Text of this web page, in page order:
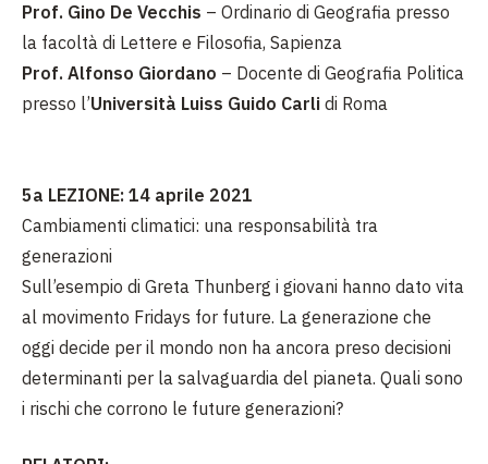
Prof. Gino De Vecchis – Ordinario di Geografia presso
la facoltà di Lettere e Filosofia, Sapienza
Prof. Alfonso Giordano – Docente di Geografia Politica
presso l’Università Luiss Guido Carli di Roma
5a LEZIONE: 14 aprile 2021
Cambiamenti climatici: una responsabilità tra
generazioni
Sull’esempio di Greta Thunberg i giovani hanno dato vita
al movimento Fridays for future. La generazione che
oggi decide per il mondo non ha ancora preso decisioni
determinanti per la salvaguardia del pianeta. Quali sono
i rischi che corrono le future generazioni?